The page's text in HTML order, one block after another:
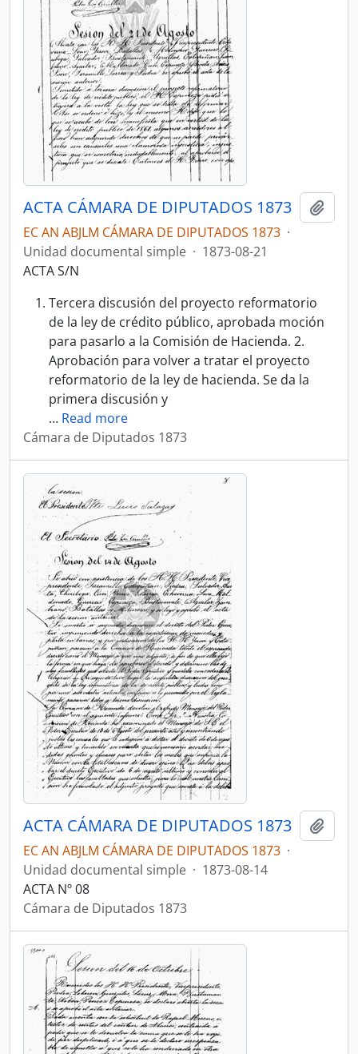
ACTA CÁMARA DE DIPUTADOS 1873
EC AN ABJLM CÁMARA DE DIPUTADOS 1873 ·
Unidad documental simple · 1873-08-21
ACTA S/N
Tercera discusión del proyecto reformatorio
de la ley de crédito público, aprobada moción
para pasarlo a la Comisión de Hacienda. 2.
Aprobación para volver a tratar el proyecto
reformatorio de la ley de hacienda. Se da la
primera discusión y
… Read more
Cámara de Diputados 1873
ACTA CÁMARA DE DIPUTADOS 1873
EC AN ABJLM CÁMARA DE DIPUTADOS 1873 ·
Unidad documental simple · 1873-08-14
ACTA Nº 08
Cámara de Diputados 1873